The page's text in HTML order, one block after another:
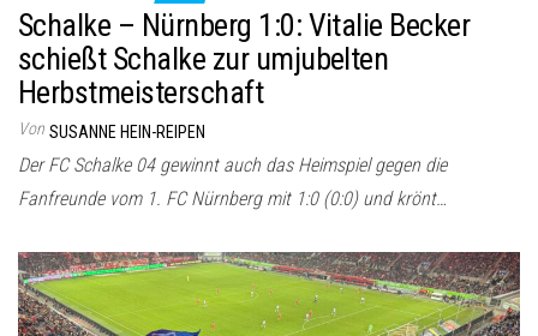
Schalke – Nürnberg 1:0: Vitalie Becker
schießt Schalke zur umjubelten
Herbstmeisterschaft
Von SUSANNE HEIN-REIPEN
Der FC Schalke 04 gewinnt auch das Heimspiel gegen die
Fanfreunde vom 1. FC Nürnberg mit 1:0 (0:0) und krönt…